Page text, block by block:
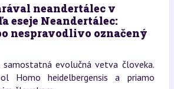
neandertálec v
eseje Neandertálec:
nespravodlivo označený
samostatná evolučná vetva človeka.
Homo heidelbergensis a priamo